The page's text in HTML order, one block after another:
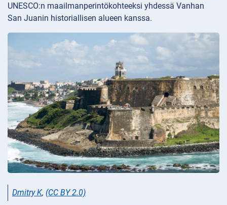
UNESCO:n maailmanperintökohteeksi yhdessä Vanhan
San Juanin historiallisen alueen kanssa.
Dmitry K, (CC BY 2.0)